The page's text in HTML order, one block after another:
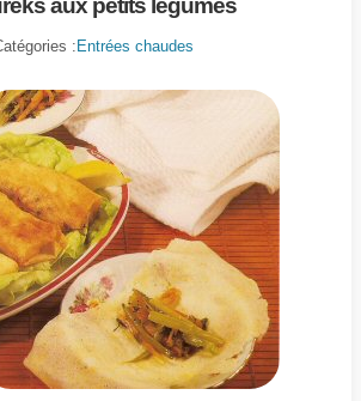
aux petits légumes
: Entrées chaudes